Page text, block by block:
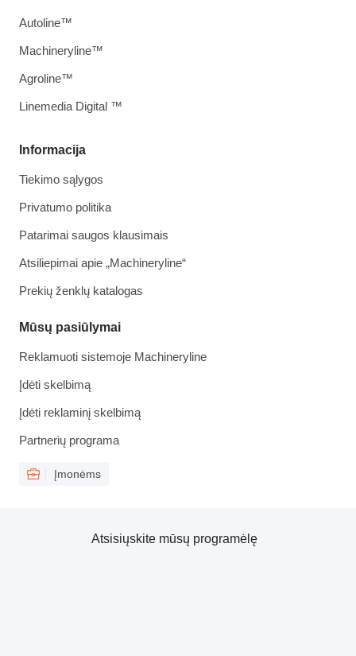
Informacija
Tiekimo sąlygos
Privatumo politika
Patarimai saugos klausimais
Atsiliepimai apie „Machineryline“
Prekių ženklų katalogas
Mūsų pasiūlymai
Reklamuoti sistemoje Machineryline
Įdėti skelbimą
Įdėti reklaminį skelbimą
Partnerių programa
Įmonėms
Autoline™
Machineryline™
Agroline™
Linemedia Digital ™
Atsisiųskite mūsų programėlę